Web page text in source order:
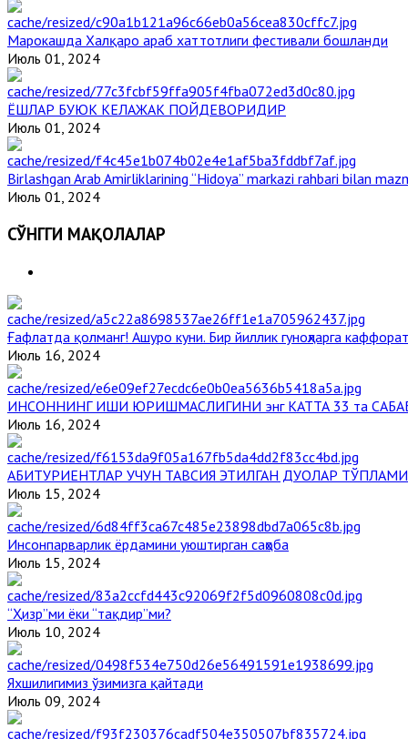
Марокашда Халқаро араб хаттотлиги фестивали бошланди
Июль 01, 2024
ЁШЛАР БУЮК КЕЛАЖАК ПОЙДЕВОРИДИР
Июль 01, 2024
Birlashgan Arab Amirliklarining “Hidoya” markazi rahbari bilan
Июль 01, 2024
СЎНГГИ МАҚОЛАЛАР
Ғафлатда қолманг! Ашуро куни. Бир йиллик гуноҳларга
Июль 16, 2024
ИНСОННИНГ ИШИ ЮРИШМАСЛИГИНИ энг КАТТА 33 та
Июль 16, 2024
АБИТУРИЕНТЛАР УЧУН ТАВСИЯ ЭТИЛГАН ДУОЛАР ТЎПЛАМИ
Июль 15, 2024
Инсонпарварлик ёрдамини уюштирган саҳоба
Июль 15, 2024
“Ҳизр”ми ёки “тақдир”ми?
Июль 10, 2024
Яхшилигимиз ўзимизга қайтади
Июль 09, 2024